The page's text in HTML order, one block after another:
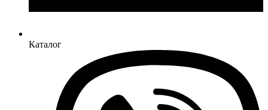
Каталог